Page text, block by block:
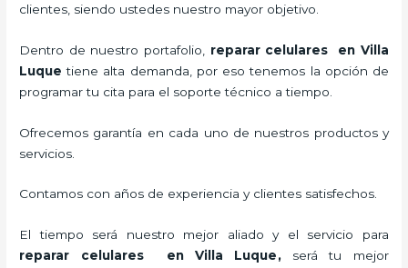
clientes, siendo ustedes nuestro mayor objetivo.
Dentro de nuestro portafolio, reparar celulares en Villa
Luque tiene alta demanda, por eso tenemos la opción de
programar tu cita para el soporte técnico a tiempo.
Ofrecemos garantía en cada uno de nuestros productos y
servicios.
Contamos con años de experiencia y clientes satisfechos.
El tiempo será nuestro mejor aliado y el servicio para
reparar celulares en Villa Luque, será tu mejor